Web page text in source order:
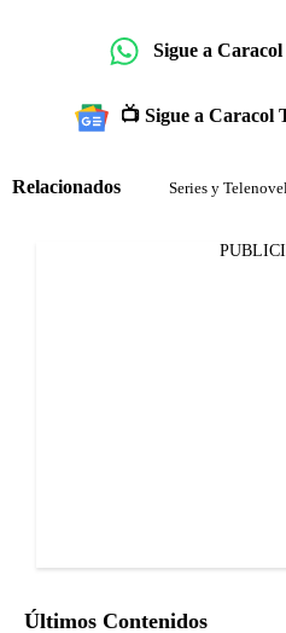
Sigue a
📺 Sigue a Caracol
Relacionados Series y
Últimos Contenidos